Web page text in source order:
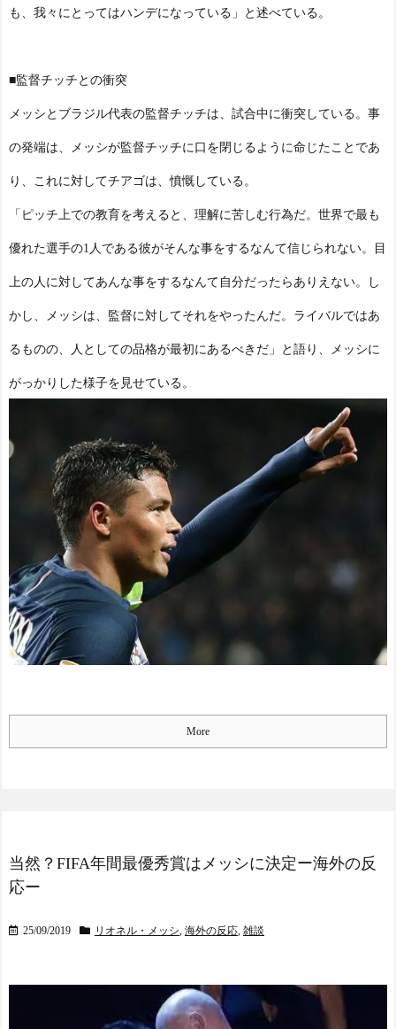
も、我々にとってはハンデになっている」と述べている。
■監督チッチとの衝突
メッシとブラジル代表の監督チッチは、試合中に衝突している。事
の発端は、メッシが監督チッチに口を閉じるように命じたことであ
り、これに対してチアゴは、憤慨している。
「ピッチ上での教育を考えると、理解に苦しむ行為だ。世界で最も
優れた選手の1人である彼がそんな事をするなんて信じられない。目
上の人に対してあんな事をするなんて自分だったらありえない。し
かし、メッシは、監督に対してそれをやったんだ。ライバルではあ
るものの、人としての品格が最初にあるべきだ」と語り、メッシに
がっかりした様子を見せている。
More
当然？FIFA年間最優秀賞はメッシに決定ー海外の反
応ー
25/09/2019 リオネル・メッシ, 海外の反応, 雑談